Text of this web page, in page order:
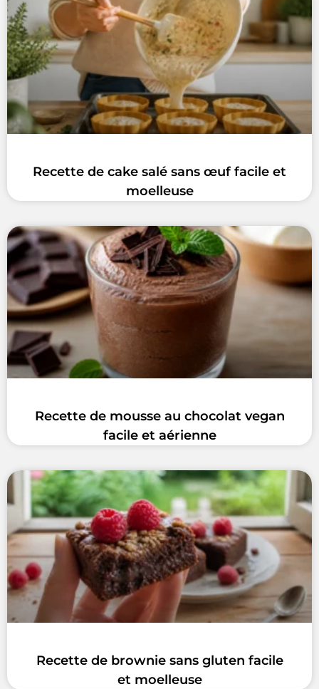
Recette de cake salé sans œuf facile et
moelleuse
Recette de mousse au chocolat vegan
facile et aérienne
Recette de brownie sans gluten facile
et moelleuse